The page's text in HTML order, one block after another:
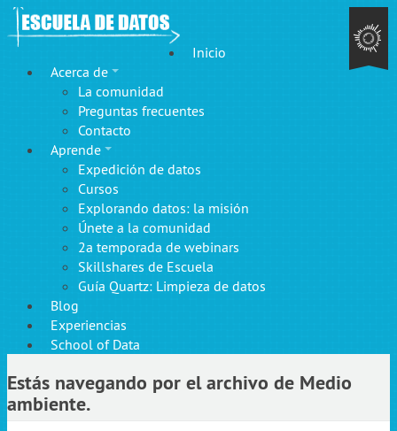
Inicio
Acerca de
La comunidad
Preguntas frecuentes
Contacto
Aprende
Expedición de datos
Cursos
Explorando datos: la misión
Únete a la comunidad
2a temporada de webinars
Skillshares de Escuela
Guía Quartz: Limpieza de datos
Blog
Experiencias
School of Data
Estás navegando por el archivo de Medio
ambiente.